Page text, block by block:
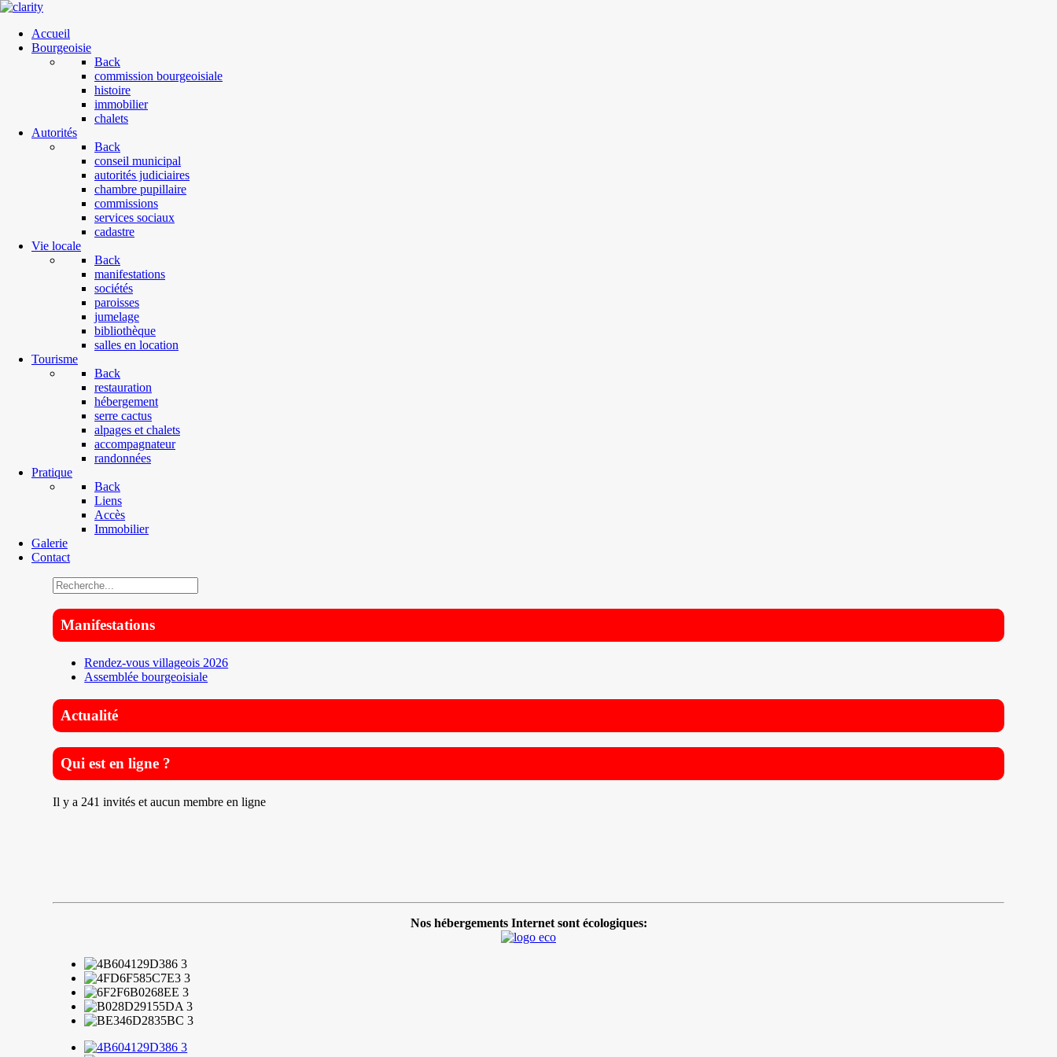
Accueil
Bourgeoisie
Back
commission bourgeoisiale
histoire
immobilier
chalets
Autorités
Back
conseil municipal
autorités judiciaires
chambre pupillaire
commissions
services sociaux
cadastre
Vie locale
Back
manifestations
sociétés
paroisses
jumelage
bibliothèque
salles en location
Tourisme
Back
restauration
hébergement
serre cactus
alpages et chalets
accompagnateur
randonnées
Pratique
Back
Liens
Accès
Immobilier
Galerie
Contact
Manifestations
Rendez-vous villageois 2026
Assemblée bourgeoisiale
Actualité
Qui est en ligne ?
Il y a 241 invités et aucun membre en ligne
Nos hébergements Internet sont écologiques: